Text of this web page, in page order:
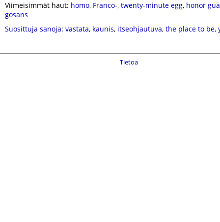
Viimeisimmät haut: homo, Franco-, twenty-minute egg, honor
gosans
Suosittuja sanoja: vastata, kaunis, itseohjautuva, the place to be,
Tietoa